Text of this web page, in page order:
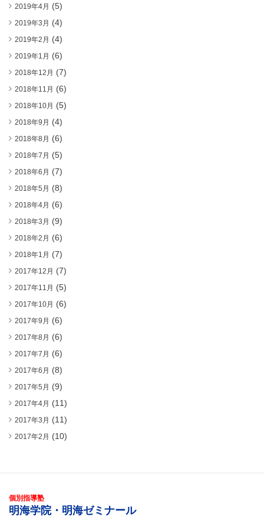
2019年4月 (5)
2019年3月 (4)
2019年2月 (4)
2019年1月 (6)
2018年12月 (7)
2018年11月 (6)
2018年10月 (5)
2018年9月 (4)
2018年8月 (6)
2018年7月 (5)
2018年6月 (7)
2018年5月 (8)
2018年4月 (6)
2018年3月 (9)
2018年2月 (6)
2018年1月 (7)
2017年12月 (7)
2017年11月 (5)
2017年10月 (6)
2017年9月 (6)
2017年8月 (6)
2017年7月 (6)
2017年6月 (8)
2017年5月 (9)
2017年4月 (11)
2017年3月 (11)
2017年2月 (10)
個別指導塾
明海学院・明海ゼミナール